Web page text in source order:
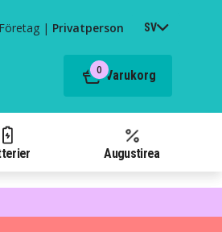
Företag | Privatperson SV
0 Varukorg
Augustirea